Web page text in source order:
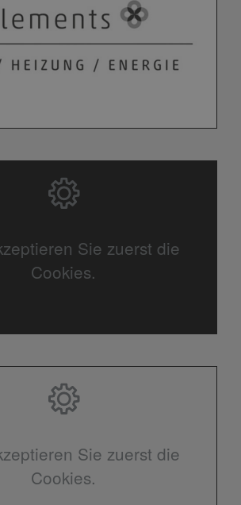
Sie zuerst die
Cookies.
Sie zuerst die
Cookies.